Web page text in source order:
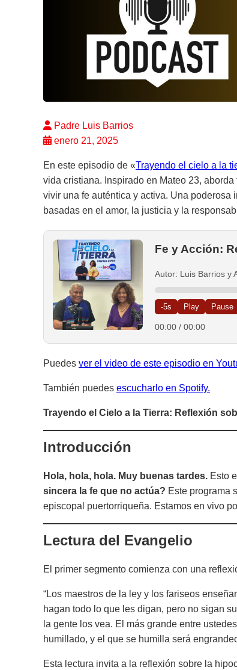
Padre Luis Barrios
enero 21, 2025
En este episodio de «Trayendo el cielo a la
vida cristiana. Inspirado en Mateo 23,
vivir una fe auténtica y activa. Una
basadas en el amor, la justicia y la
Fe y Acción:
Autor: Luis Barrios y
-5s Play Pause
00:00 / 00:00
Puedes ver el video de este episodio en
También puedes escucharlo en Spotify.
Trayendo el Cielo a la Tierra: Reflexión
Introducción
Hola, hola, hola. Muy buenas tardes. Esto
sincera la fe que no actúa? Este programa
episcopal puertorriqueña. Estamos en vivo
Lectura del Evangelio
El primer segmento comienza con una
“Los maestros de la ley y los fariseos
hagan todo lo que les digan, pero no sigan
la gente los vea. El más grande entre
humillado, y el que se humilla será
Esta lectura invita a la reflexión sobre la